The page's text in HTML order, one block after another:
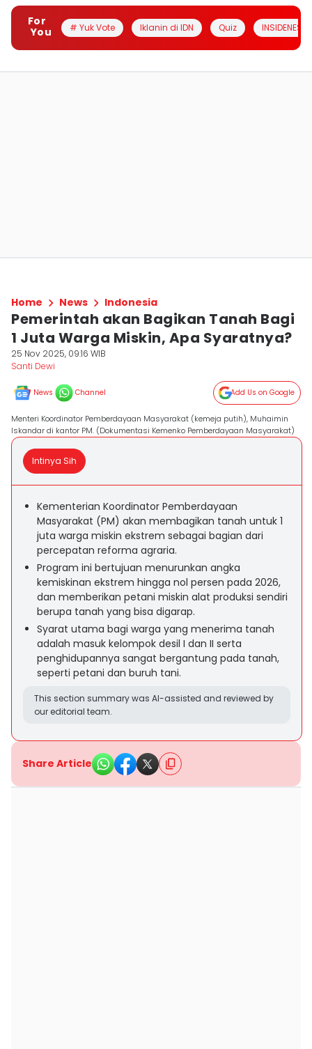
For
You
# Yuk Vote Iklanin di IDN Quiz INSIDENESIA
Home News Indonesia
Pemerintah akan Bagikan Tanah Bagi
1 Juta Warga Miskin, Apa Syaratnya?
25 Nov 2025, 09:16 WIB
Santi Dewi
News Channel Add Us on Google
Menteri Koordinator Pemberdayaan Masyarakat (kemeja putih), Muhaimin
Iskandar di kantor PM. (Dokumentasi Kemenko Pemberdayaan Masyarakat)
Intinya Sih
Kementerian Koordinator Pemberdayaan
Masyarakat (PM) akan membagikan tanah untuk 1
juta warga miskin ekstrem sebagai bagian dari
percepatan reforma agraria.
Program ini bertujuan menurunkan angka
kemiskinan ekstrem hingga nol persen pada 2026,
dan memberikan petani miskin alat produksi sendiri
berupa tanah yang bisa digarap.
Syarat utama bagi warga yang menerima tanah
adalah masuk kelompok desil I dan II serta
penghidupannya sangat bergantung pada tanah,
seperti petani dan buruh tani.
This section summary was AI-assisted and reviewed by
our editorial team.
Share Article